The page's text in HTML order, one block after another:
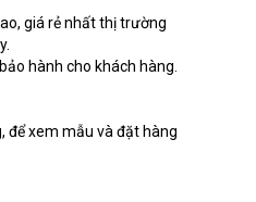
giá rẻ nhất thị trường
hành cho khách hàng.
để xem mẫu và đặt hàng